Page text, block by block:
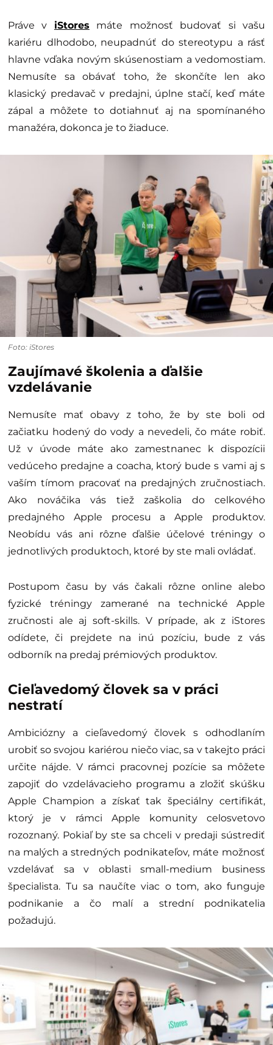
Práve v iStores máte možnosť budovať si vašu
kariéru dlhodobo, neupadnúť do stereotypu a rásť
hlavne vďaka novým skúsenostiam a vedomostiam.
Nemusíte sa obávať toho, že skončíte len ako
klasický predavač v predajni, úplne stačí, keď máte
zápal a môžete to dotiahnuť aj na spomínaného
manažéra, dokonca je to žiaduce.
Foto: iStores
Zaujímavé školenia a ďalšie
vzdelávanie
Nemusíte mať obavy z toho, že by ste boli od
začiatku hodený do vody a nevedeli, čo máte robiť.
Už v úvode máte ako zamestnanec k dispozícii
vedúceho predajne a coacha, ktorý bude s vami aj s
vaším tímom pracovať na predajných zručnostiach.
Ako nováčika vás tiež zaškolia do celkového
predajného Apple procesu a Apple produktov.
Neobídu vás ani rôzne ďalšie účelové tréningy o
jednotlivých produktoch, ktoré by ste mali ovládať.
Postupom času by vás čakali rôzne online alebo
fyzické tréningy zamerané na technické Apple
zručnosti ale aj soft-skills. V prípade, ak z iStores
odídete, či prejdete na inú pozíciu, bude z vás
odborník na predaj prémiových produktov.
Cieľavedomý človek sa v práci
nestratí
Ambiciózny a cieľavedomý človek s odhodlaním
urobiť so svojou kariérou niečo viac, sa v takejto práci
určite nájde. V rámci pracovnej pozície sa môžete
zapojiť do vzdelávacieho programu a zložiť skúšku
Apple Champion a získať tak špeciálny certifikát,
ktorý je v rámci Apple komunity celosvetovo
rozoznaný. Pokiaľ by ste sa chceli v predaji sústrediť
na malých a stredných podnikateľov, máte možnosť
vzdelávať sa v oblasti small-medium business
špecialista. Tu sa naučíte viac o tom, ako funguje
podnikanie a čo malí a strední podnikatelia
požadujú.